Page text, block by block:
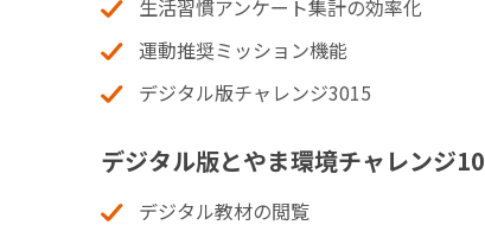
生活習慣アンケート集計の効率化
運動推奨ミッション機能
デジタル版チャレンジ3015
デジタル版とやま環境チャレンジ10
デジタル教材の閲覧